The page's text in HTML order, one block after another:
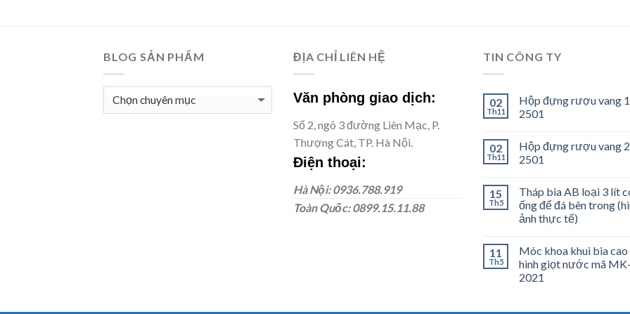
BLOG SẢN PHẨM
BLOG
SẢN
ĐỊA CHỈ LIÊN HỆ
Văn phòng giao dịch:
Số 2, ngõ 3 đường Liên Mạc, P.
Thượng Cát, TP. Hà Nội.
Điện thoại:
Hà Nội: 0936.788.919
Toàn Quốc: 0899.15.11.88
TIN CÔNG TY
02
Th11
Hộp đựng rượu vang
2501
02
Th11
Hộp đựng rượu vang
2501
15
Th5
Tháp bia AB loại 3 lít
ống để đá bên trong
ảnh thực tế)
11
Th5
Móc khoa khui bia
hình giọt nước mã
2021